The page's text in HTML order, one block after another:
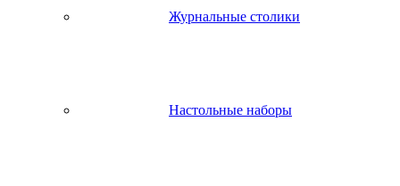
Журнальные столики
Настольные наборы